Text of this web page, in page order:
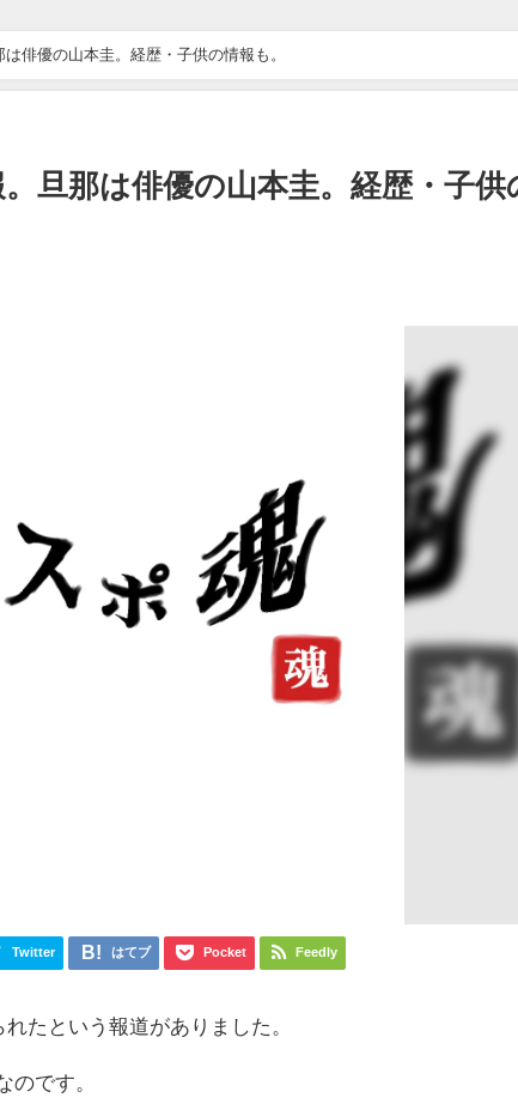
俳優の山本圭。経歴・子供の情報も。
旦那は俳優の山本圭。経歴・子供
Twitter はてブ Pocket Feedly
たという報道がありました。
のです。